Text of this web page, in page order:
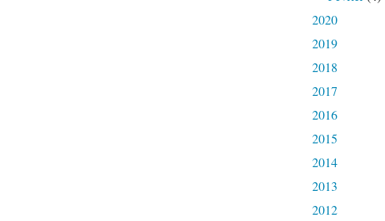
2020
2019
2018
2017
2016
2015
2014
2013
2012